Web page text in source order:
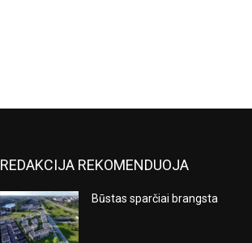
REDAKCIJA REKOMENDUOJA
Būstas sparčiai brangsta